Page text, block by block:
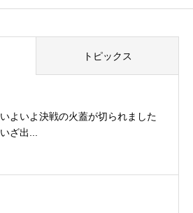
トピックス
いよいよ決戦の火蓋が切られました
いざ出...